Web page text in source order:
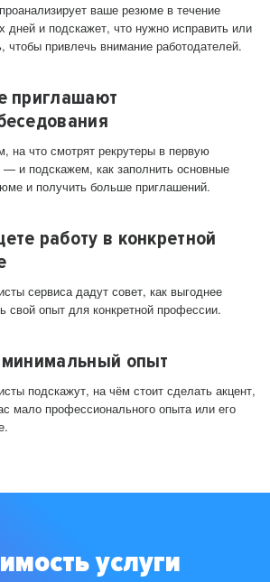
ваше резюме в течение
дней и подскажет, что нужно исправить или
чтобы привлечь внимание работодателей.
приглашают
на что смотрят рекрутеры в первую
— и подскажем, как заполнить основные
и получить больше приглашений.
работу в конкретной
сервиса дадут совет, как выгоднее
свой опыт для конкретной профессии.
опыт
подскажут, на чём стоит сделать акцент,
мало профессионального опыта или его
услуги